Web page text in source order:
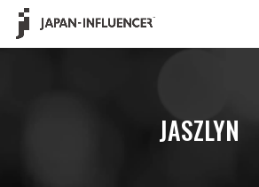
JASZLYN